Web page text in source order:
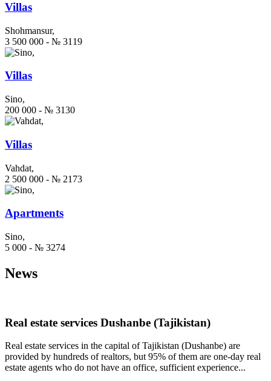
Villas
Shohmansur,
3 500 000 - № 3119
Villas
Sino,
200 000 - № 3130
Villas
Vahdat,
2 500 000 - № 2173
Apartments
Sino,
5 000 - № 3274
News
Real estate services Dushanbe (Tajikistan)
Real estate services in the capital of Tajikistan (Dushanbe) are
provided by hundreds of realtors, but 95% of them are one-day real
estate agents who do not have an office, sufficient experience...